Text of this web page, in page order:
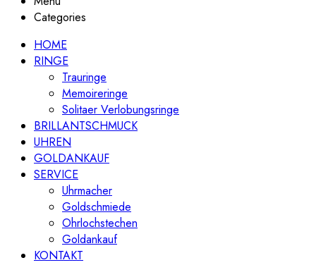
Categories
HOME
RINGE
Trauringe
Memoireringe
Solitaer Verlobungsringe
BRILLANTSCHMUCK
UHREN
GOLDANKAUF
SERVICE
Uhrmacher
Goldschmiede
Ohrlochstechen
Goldankauf
KONTAKT